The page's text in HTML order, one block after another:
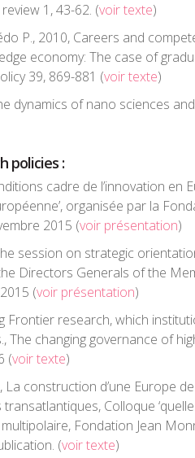
review 1, 43-62. (voir texte)
P., 2010, Careers and
economy: The case of
39, 869-881 (voir texte)
dynamics of nano sciences
policies :
cadre de l’innovation en
organisée par la
2015 (voir présentation)
session on strategic
Directors Generals of the
(voir présentation)
Frontier research, which
The changing governance of
(voir texte)
La construction d’une Europe
Colloque
Fondation Jean
(voir texte)